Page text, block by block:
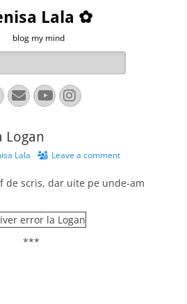
Lala ✿
blog my mind
EmailYouTube
Instagram
Logan
Lala Leave a comment
de scris, dar uite pe unde-am
***